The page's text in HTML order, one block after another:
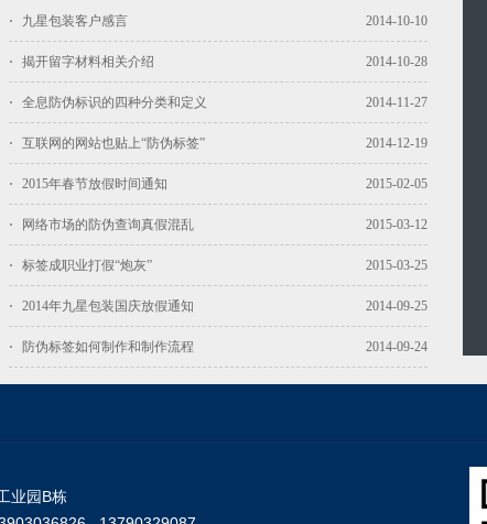
九星包装客户感言 2014-10-10
揭开留字材料相关介绍 2014-10-28
全息防伪标识的四种分类和定义 2014-11-27
互联网的网站也贴上“防伪标签” 2014-12-19
2015年春节放假时间通知 2015-02-05
网络市场的防伪查询真假混乱 2015-03-12
标签成职业打假“炮灰” 2015-03-25
2014年九星包装国庆放假通知 2014-09-25
防伪标签如何制作和制作流程 2014-09-24
业园B栋